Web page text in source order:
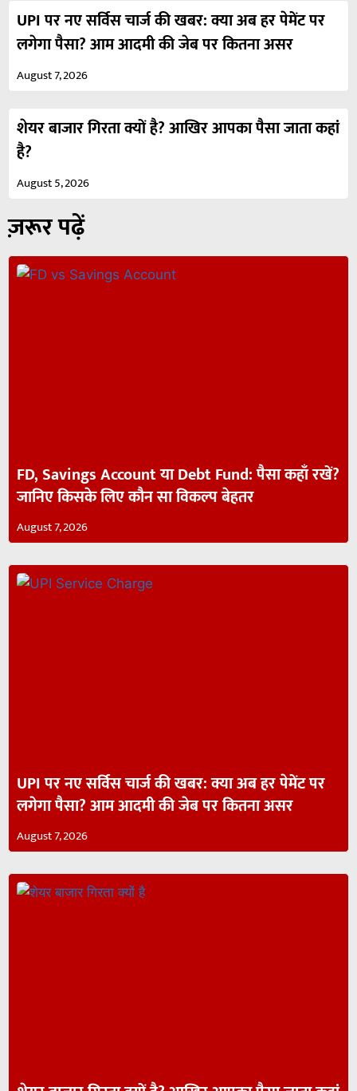
UPI पर नए सर्विस चार्ज की खबर: क्या अब हर पेमेंट पर
लगेगा पैसा? आम आदमी की जेब पर कितना असर
August 7, 2026
शेयर बाजार गिरता क्यों है? आखिर आपका पैसा जाता कहां
है?
August 5, 2026
ज़रूर पढ़ें
FD, Savings Account या Debt Fund: पैसा कहाँ रखें?
जानिए किसके लिए कौन सा विकल्प बेहतर
August 7, 2026
UPI पर नए सर्विस चार्ज की खबर: क्या अब हर पेमेंट पर
लगेगा पैसा? आम आदमी की जेब पर कितना असर
August 7, 2026